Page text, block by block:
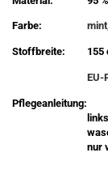
Farbe:
Stoffbreite: 155
EU-
Pflegeanleitung:
nur